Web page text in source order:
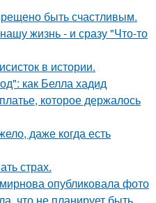
быть счастливым.
жизнь - и сразу "Что-то
в истории.
как Белла хадид
которое держалось
даже когда есть
страх.
опубликовала фото